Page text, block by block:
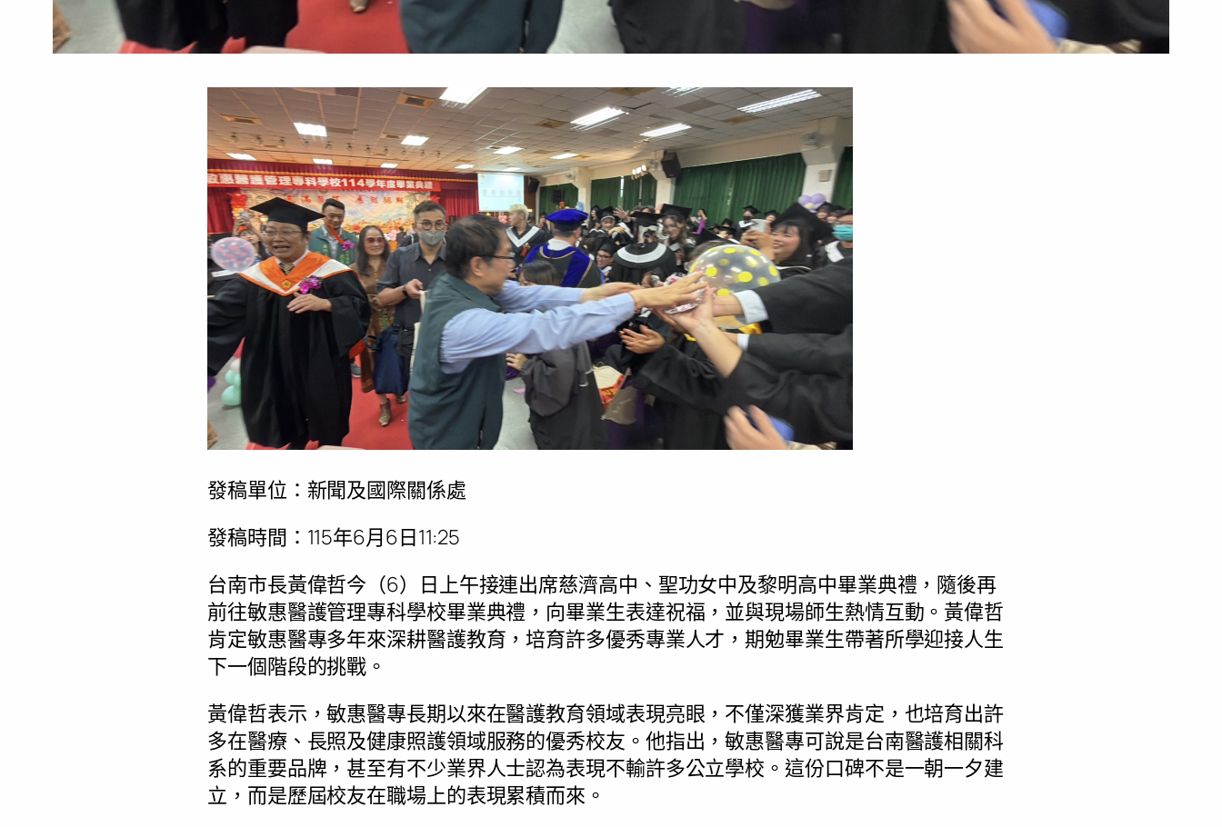
發稿單位：新聞及國際關係處
發稿時間：115年6月6日11:25
台南市長黃偉哲今（6）日上午接連出席慈濟高中、聖功女中及黎明高中畢業典禮，隨後再
前往敏惠醫護管理專科學校畢業典禮，向畢業生表達祝福，並與現場師生熱情互動。黃偉哲
肯定敏惠醫專多年來深耕醫護教育，培育許多優秀專業人才，期勉畢業生帶著所學迎接人生
下一個階段的挑戰。
黃偉哲表示，敏惠醫專長期以來在醫護教育領域表現亮眼，不僅深獲業界肯定，也培育出許
多在醫療、長照及健康照護領域服務的優秀校友。他指出，敏惠醫專可說是台南醫護相關科
系的重要品牌，甚至有不少業界人士認為表現不輸許多公立學校。這份口碑不是一朝一夕建
立，而是歷屆校友在職場上的表現累積而來。